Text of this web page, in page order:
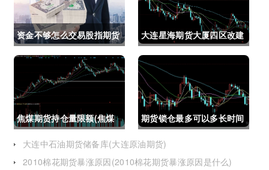
资金不够怎么交易股指期货
(资金不够怎么交易股指期
货呢)
大连星海期货大厦四区改建
(大连星海广场期货大厦)
焦煤期货持仓量限额(焦煤
期货持仓量限额是多少)
期货锁仓最多可以多长时间
(期货锁仓最多可以多长时
间卖出)
大连中石油期货储备库(大连原油期货)
2010棉花期货暴涨原因(2010棉花期货暴涨原因是什么)